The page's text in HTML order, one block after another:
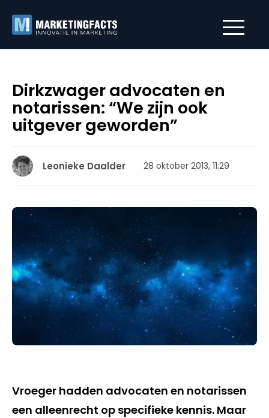
Dirkzwager advocaten en
notarissen: “We zijn ook
uitgever geworden”
Leonieke Daalder 28 oktober 2013, 11:29
Vroeger hadden advocaten en notarissen
een alleenrecht op specifieke kennis. Maar